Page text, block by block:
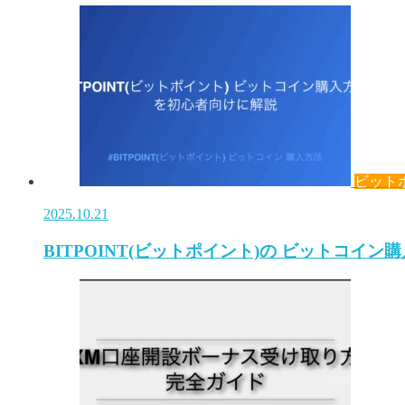
ビット
2025.10.21
BITPOINT(ビットポイント)の ビットコイン購